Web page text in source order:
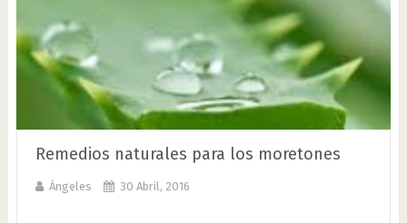
Remedios naturales para los moretones
Ángeles 30 Abril, 2016